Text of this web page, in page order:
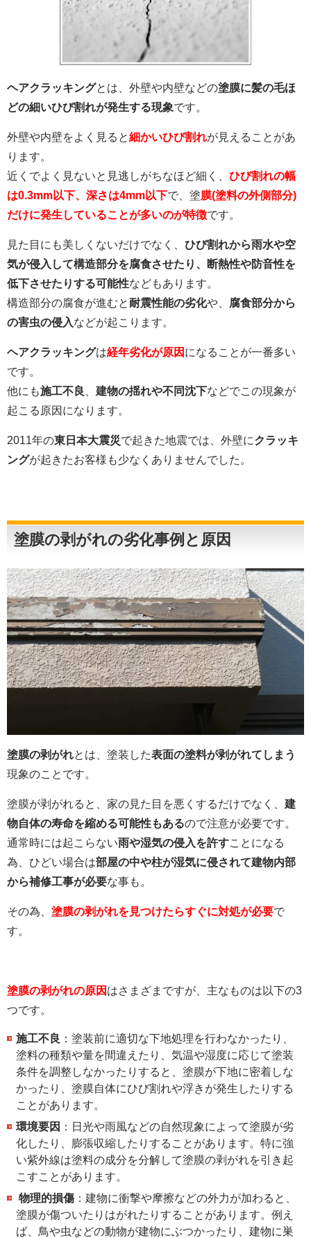
ヘアクラッキングとは、外壁や内壁などの塗膜に髪の毛ほ
どの細いひび割れが発生する現象です。
外壁や内壁をよく見ると細かいひび割れが見えることがあ
ります。
近くでよく見ないと見逃しがちなほど細く、 ひび割れの幅
は0.3mm以下、深さは4mm以下で、塗膜(塗料の外側部分)
だけに発生していることが多いのが特徴です。
見た目にも美しくないだけでなく、 ひび割れから雨水や空
気が侵入して構造部分を腐食させたり、断熱性や防音性を
低下させたりする可能性などもあります。
構造部分の腐食が進むと耐震性能の劣化や、 腐食部分から
の害虫の侵入などが起こります。
ヘアクラッキングは経年劣化が原因 になることが一番多い
です。
他にも施工不良 建物の揺れや不同沈下などでこの現象が
起こる原因になります。
2011年の東日本大震災で起きた地震では、外壁にクラッキ
ングが起きたお客様も少なくありませんでした。
塗膜の剥がれの劣化事例と原因
塗膜の剥がれとは、塗装した表面の塗料が剥がれてしまう
現象のことです。
塗膜が剥がれると、家の見た目を悪くするだけでなく、 建
物自体の寿命を縮める可能性もあるので注意が必要です。
通常時には起こらない雨や湿気の侵入を許すことになる
為、ひどい場合は部屋の中や柱が湿気に侵されて建物内部
から補修工事が必要な事も。
その為、 塗膜の剥がれを見つけたらすぐに対処が必要で
す。
塗膜の剥がれの原因 はさまざまですが、主なものは以下の3
つです。
施工不良 ：塗装前に適切な下地処理を行わなかったり、
塗料の種類や量を間違えたり、気温や湿度に応じて塗装
条件を調整しなかったりすると、塗膜が下地に密着しな
かったり、塗膜自体にひび割れや浮きが発生したりする
ことがあります。
環境要因 ：日光や雨風などの自然現象によって塗膜が劣
化したり、膨張収縮したりすることがあります。特に強
い紫外線は塗料の成分を分解して塗膜の剥がれを引き起
こすことがあります。
物理的損傷 ：建物に衝撃や摩擦などの外力が加わると、
塗膜が傷ついたりはがれたりすることがあります。例え
ば、鳥や虫などの動物が建物にぶつかったり、建物に巣